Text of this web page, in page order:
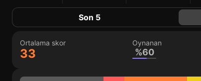
Son 5
Ortalama skor
33
Oynanan
%60